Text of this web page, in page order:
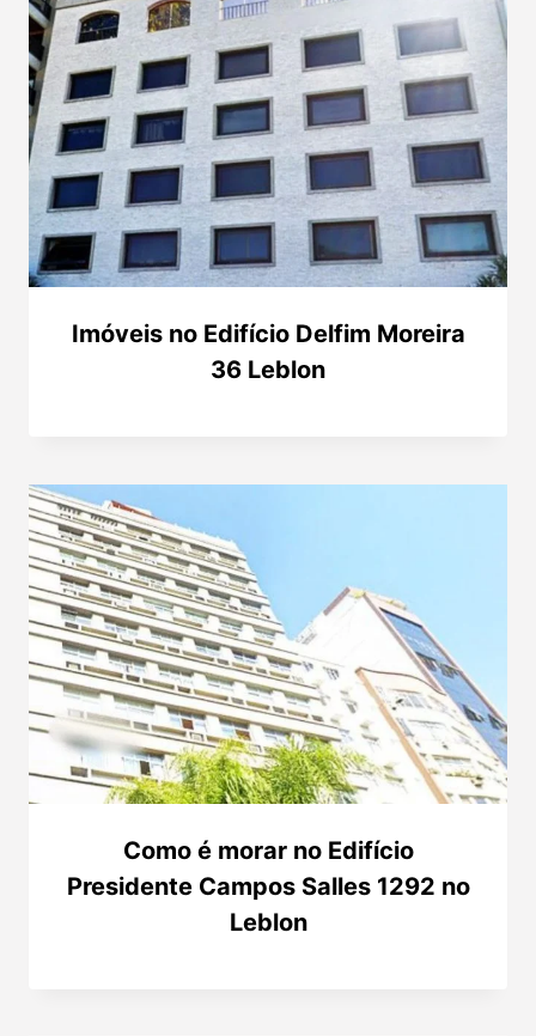
Imóveis no Edifício Delfim Moreira
36 Leblon
Como é morar no Edifício
Presidente Campos Salles 1292 no
Leblon